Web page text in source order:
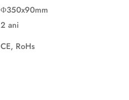
Φ350x90mm
2 ani
CE, RoHs